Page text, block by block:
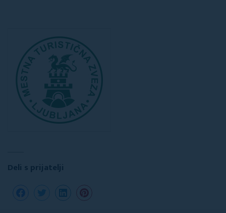
Deli s prijatelji